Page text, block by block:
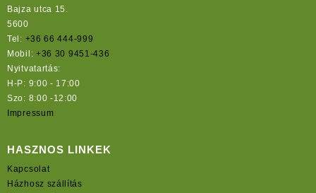
Bajza utca 15.
5600
Tel: +36 66 444-999
Mobil: +36 30 9451-436
Nyitvatartás:
H-P: 9:00 - 17:00
Szo: 8:00 -12:00
Impressum
HASZNOS LINKEK
Kapcsolat
Házhosz szállítás